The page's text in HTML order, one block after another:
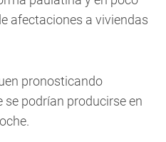
afectaciones a viviendas
pronosticando
podrían producirse en